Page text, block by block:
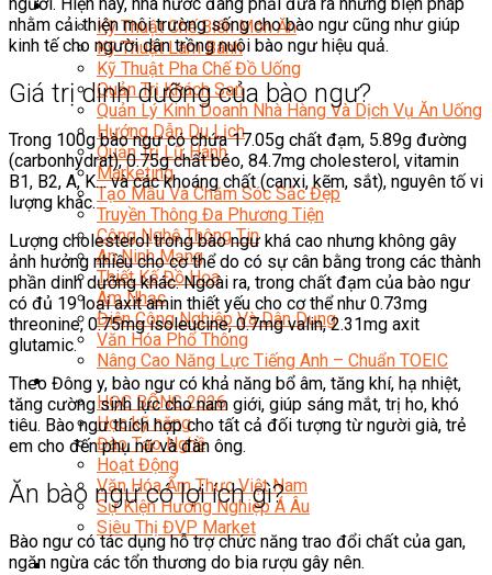
Trung Cấp CET
Kỹ Thuật Chế Biến Món Ăn
Kỹ Thuật Làm Bánh
Kỹ Thuật Pha Chế Đồ Uống
Quản Trị Khách Sạn
Quản Lý Kinh Doanh Nhà Hàng Và Dịch Vụ Ăn Uống
Hướng Dẫn Du Lịch
Quản Trị Lữ Hành
Marketing
Tạo Mẫu Và Chăm Sóc Sắc Đẹp
Truyền Thông Đa Phương Tiện
Công Nghệ Thông Tin
An Ninh Mạng
Thiết Kế Đồ Họa
Âm Nhạc
Điện Công Nghiệp Và Dân Dụng
Văn Hóa Phổ Thông
Nâng Cao Năng Lực Tiếng Anh – Chuẩn TOEIC
Tin Tức
HỌC BỔNG 2026
Học kỹ năng
Đào Tạo Nghề
Hoạt Động
Văn Hóa Ẩm Thực Việt Nam
Sự Kiện Hướng Nghiệp Á Âu
Siêu Thị ĐVP Market
nhằm cải thiện môi trường sống cho bào ngư cũng như giúp
kinh tế cho người dân trồng nuôi bào ngư hiệu quả.
Giá trị dinh dưỡng của bào ngư?
Trong 100g bào ngư có chứa 17.05g chất đạm, 5.89g đường
(carbonhydrat), 0.75g chất béo, 84.7mg cholesterol, vitamin
B1, B2, A, K… và các khoáng chất (canxi, kẽm, sắt), nguyên tố vi
lượng khác.
Lượng cholesterol trong bào ngư khá cao nhưng không gây
ảnh hưởng nhiều cho cơ thể do có sự cân bằng trong các thành
phần dinh dưỡng khác. Ngoài ra, trong chất đạm của bào ngư
có đủ 19 loại axit amin thiết yếu cho cơ thể như 0.73mg
threonine, 0.75mg isoleucine, 0.7mg valin, 2.31mg axit
glutamic.
Theo Đông y, bào ngư có khả năng bổ âm, tăng khí, hạ nhiệt,
tăng cường sinh lực cho nam giới, giúp sáng mắt, trị ho, khó
tiêu. Bào ngư thích hợp cho tất cả đối tượng từ người già, trẻ
em cho đến phụ nữ và đàn ông.
Ăn bào ngư có lợi ích gì?
Bào ngư có tác dụng hỗ trợ chức năng trao đổi chất của gan,
ngăn ngừa các tổn thương do bia rượu gây nên.